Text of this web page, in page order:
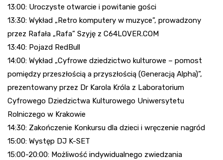
13:00: Uroczyste otwarcie i powitanie gości
13:30: Wykład „Retro komputery w muzyce”, prowadzony
przez Rafała „Rafa” Szyję z C64LOVER.COM
13:40: Pojazd RedBull
14:00: Wykład „Cyfrowe dziedzictwo kulturowe – pomost
pomiędzy przeszłością a przyszłością (Generacją Alpha)”,
prezentowany przez Dr Karola Króla z Laboratorium
Cyfrowego Dziedzictwa Kulturowego Uniwersytetu
Rolniczego w Krakowie
14:30: Zakończenie Konkursu dla dzieci i wręczenie nagród
15:00: Występ DJ K-SET
15:00-20:00: Możliwość indywidualnego zwiedzania